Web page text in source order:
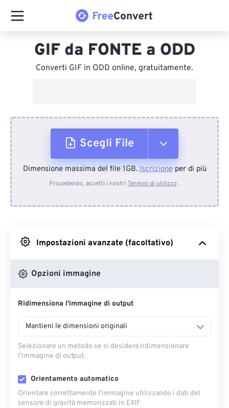
GIF da FONTE a ODD
Converti GIF in ODD online, gratuitamente.
Scegli File
Dal dispositivo
Da Google Drive
Dimensione massima del file 1GB.Iscrizioneper di più
Procedendo, accetti i nostri Termini di utilizzo .
Impostazioni avanzate (facoltativo)
Opzioni immagine
Ridimensiona l'immagine di output
Mantieni le dimensioni originali
Selezionare un metodo se si desidera ridimensionare
l'immagine di output.
Orientamento automatico
Orientare correttamente l'immagine utilizzando i dati del
sensore di gravità memorizzati in EXIF